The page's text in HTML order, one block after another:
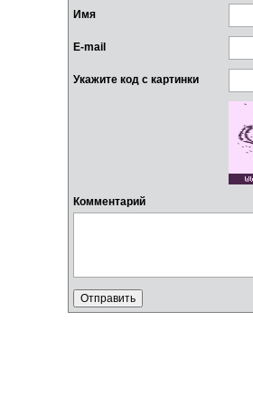
Имя
E-mail
Укажите код с картинки
Комментарий